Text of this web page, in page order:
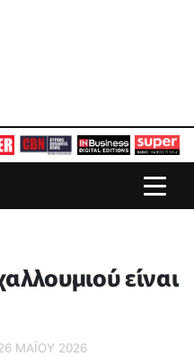
είναι
ΜΑΪ́ΟΥ 2026